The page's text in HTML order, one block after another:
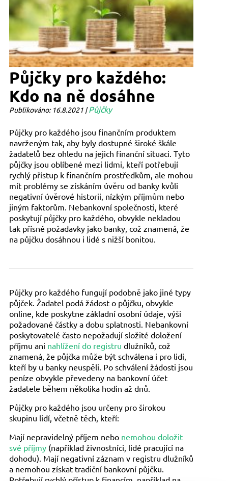
Půjčky pro každého:
Kdo na ně dosáhne
Publikováno: 16.8.2021 |Půjčky
Půjčky pro každého jsou finančním produktem
navrženým tak, aby byly dostupné široké škále
žadatelů bez ohledu na jejich finanční situaci. Tyto
půjčky jsou oblíbené mezi lidmi, kteří potřebují
rychlý přístup k finančním prostředkům, ale mohou
mít problémy se získáním úvěru od banky kvůli
negativní úvěrové historii, nízkým příjmům nebo
jiným faktorům. Nebankovní společnosti, které
poskytují půjčky pro každého, obvykle nekladou
tak přísné požadavky jako banky, což znamená, že
na půjčku dosáhnou i lidé s nižší bonitou.
Půjčky pro každého fungují podobně jako jiné typy
půjček. Žadatel podá žádost o půjčku, obvykle
online, kde poskytne základní osobní údaje, výši
požadované částky a dobu splatnosti. Nebankovní
poskytovatelé často nepožadují složité doložení
příjmu ani nahlížení do registru dlužníků, což
znamená, že půjčka může být schválena i pro lidi,
kteří by u banky neuspěli. Po schválení žádosti jsou
peníze obvykle převedeny na bankovní účet
žadatele během několika hodin až dnů.
Půjčky pro každého jsou určeny pro širokou
skupinu lidí, včetně těch, kteří:
Mají nepravidelný příjem nebo nemohou doložit
své příjmy(například živnostníci, lidé pracující na
dohodu). Mají negativní záznam v registru dlužníků
a nemohou získat tradiční bankovní půjčku.